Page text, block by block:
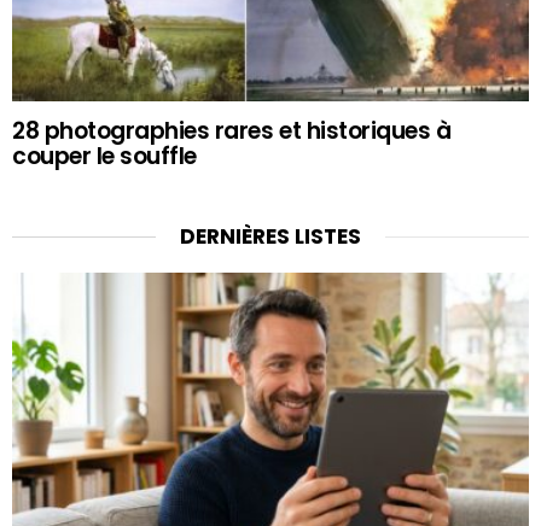
28 photographies rares et historiques à
couper le souffle
DERNIÈRES LISTES